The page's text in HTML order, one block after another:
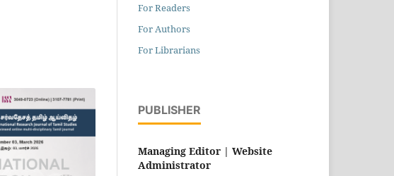
For Readers
For Authors
For Librarians
PUBLISHER
Managing Editor | Website
Administrator